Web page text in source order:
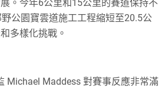
。今年6公里和15公里的賽道保持不
公園寶雲道施工工程縮短至20.5公
多樣化挑戰。
Michael Maddess 對賽事反應非常滿